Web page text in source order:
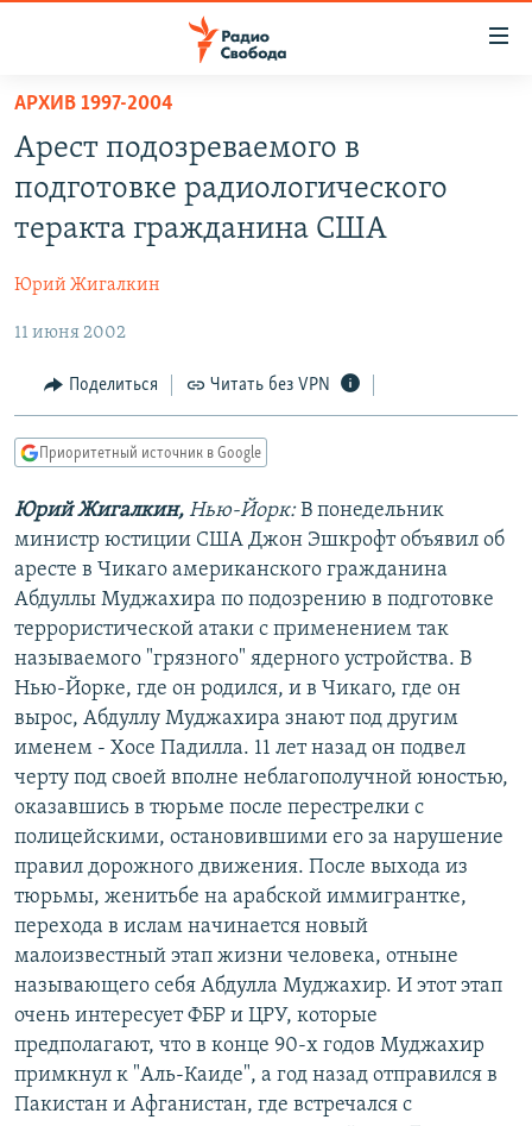
упрощенного
доступа
основному
Вернутся
навигации
Вернутся
поиску
ПОДКАСТЫ
АВТОРСКИЕ ПРОЕКТЫ
МНЕНИЯ
КУЛЬТУРА
IDEL.РЕАЛИИ
СЕВЕР.РЕАЛИИ
СИБИРЬ.РЕАЛИИ
РАСПИСАНИЕ ВЕЩАНИЯ
ПОДПИШИТЕСЬ НА РАССЫЛКУ
СОЦИАЛЬНЫЕ СЕТИ
Все сайты РСЕ/РС
АРХИВ 1997-2004
Арест подозреваемого в
подготовке радиологического
теракта гражданина США
Юрий Жигалкин
11 июня 2002
Поделиться Читать без VPN
Приоритетный источник в Google
Юрий Жигалкин, Нью-Йорк:В понедельник
министр юстиции США Джон Эшкрофт объявил об
аресте в Чикаго американского гражданина
Абдуллы Муджахира по подозрению в подготовке
террористической атаки с применением так
называемого "грязного" ядерного устройства. В
Нью-Йорке, где он родился, и в Чикаго, где он
вырос, Абдуллу Муджахира знают под другим
именем - Хосе Падилла. 11 лет назад он подвел
черту под своей вполне неблагополучной юностью,
оказавшись в тюрьме после перестрелки с
полицейскими, остановившими его за нарушение
правил дорожного движения. После выхода из
тюрьмы, женитьбе на арабской иммигрантке,
перехода в ислам начинается новый
малоизвестный этап жизни человека, отныне
называющего себя Абдулла Муджахир. И этот этап
очень интересует ФБР и ЦРУ, которые
предполагают, что в конце 90-х годов Муджахир
примкнул к "Аль-Каиде", а год назад отправился в
Пакистан и Афганистан, где встречался с